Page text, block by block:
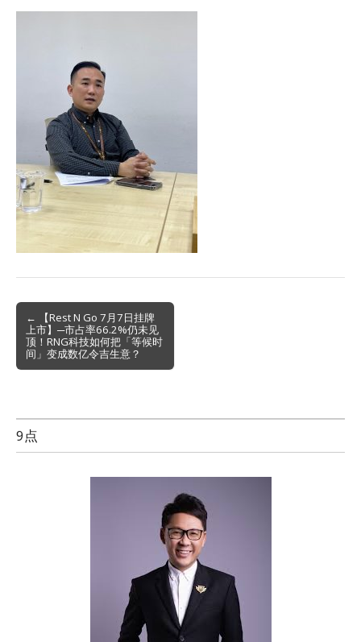
navigation
← 【Rest N Go 7月7日挂牌
上市】─市占率66.2%仍未见
顶！RNG科技如何把「等候时
间」变成数亿令吉生意？
9点